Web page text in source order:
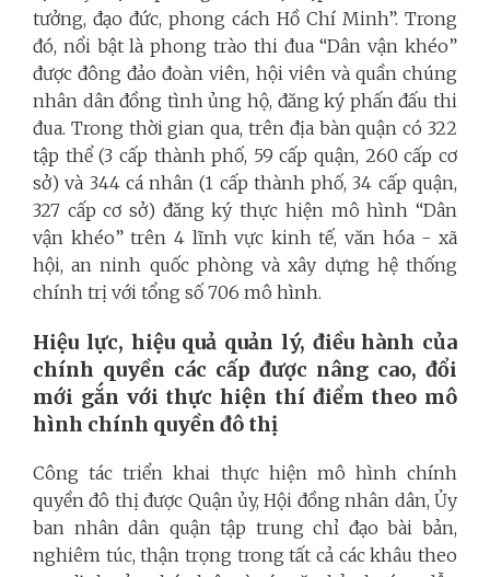
tưởng, đạo đức, phong cách Hồ Chí Minh”. Trong
đó, nổi bật là phong trào thi đua “Dân vận khéo”
được đông đảo đoàn viên, hội viên và quần chúng
nhân dân đồng tình ủng hộ, đăng ký phấn đấu thi
đua. Trong thời gian qua, trên địa bàn quận có 322
tập thể (3 cấp thành phố, 59 cấp quận, 260 cấp cơ
sở) và 344 cá nhân (1 cấp thành phố, 34 cấp quận,
327 cấp cơ sở) đăng ký thực hiện mô hình “Dân
vận khéo” trên 4 lĩnh vực kinh tế, văn hóa - xã
hội, an ninh quốc phòng và xây dựng hệ thống
chính trị với tổng số 706 mô hình.
Hiệu lực, hiệu quả quản lý, điều hành của
chính quyền các cấp được nâng cao, đổi
mới gắn với thực hiện thí điểm theo mô
hình chính quyền đô thị
Công tác triển khai thực hiện mô hình chính
quyền đô thị được Quận ủy, Hội đồng nhân dân, Ủy
ban nhân dân quận tập trung chỉ đạo bài bản,
nghiêm túc, thận trọng trong tất cả các khâu theo